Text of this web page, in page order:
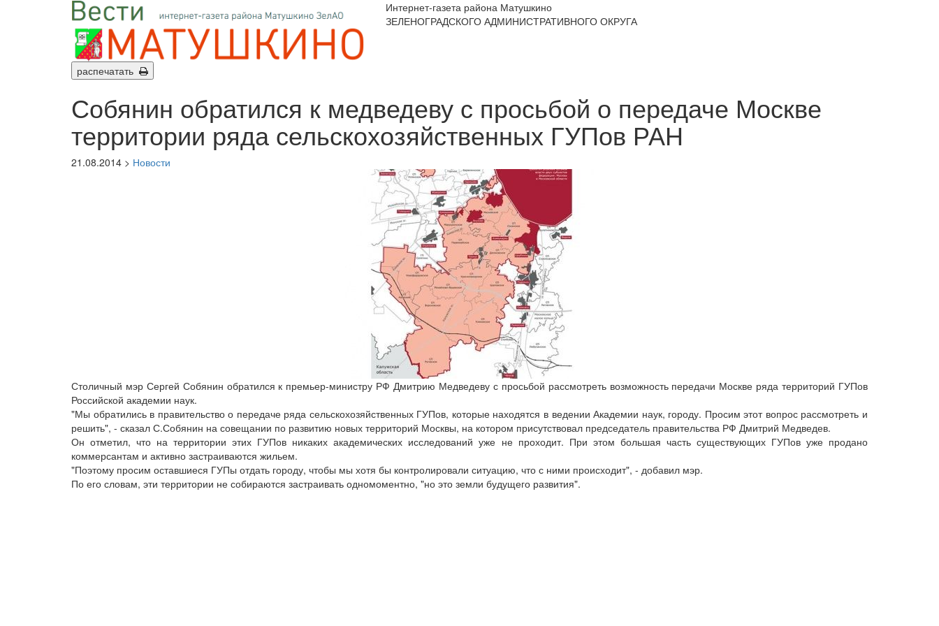
Интернет-газета района Матушкино
ЗЕЛЕНОГРАДСКОГО АДМИНИСТРАТИВНОГО ОКРУГА
распечатать
Собянин обратился к медведеву с просьбой о передаче Москве
территории ряда сельскохозяйственных ГУПов РАН
21.08.2014 > Новости
Столичный мэр Сергей Собянин обратился к премьер-министру РФ Дмитрию Медведеву с просьбой рассмотреть возможность передачи Москве ряда территорий ГУПов
Российской академии наук.
"Мы обратились в правительство о передаче ряда сельскохозяйственных ГУПов, которые находятся в ведении Академии наук, городу. Просим этот вопрос рассмотреть и
решить", - сказал С.Собянин на совещании по развитию новых территорий Москвы, на котором присутствовал председатель правительства РФ Дмитрий Медведев.
Он отметил, что на территории этих ГУПов никаких академических исследований уже не проходит. При этом большая часть существующих ГУПов уже продано
коммерсантам и активно застраиваются жильем.
"Поэтому просим оставшиеся ГУПы отдать городу, чтобы мы хотя бы контролировали ситуацию, что с ними происходит", - добавил мэр.
По его словам, эти территории не собираются застраивать одномоментно, "но это земли будущего развития".